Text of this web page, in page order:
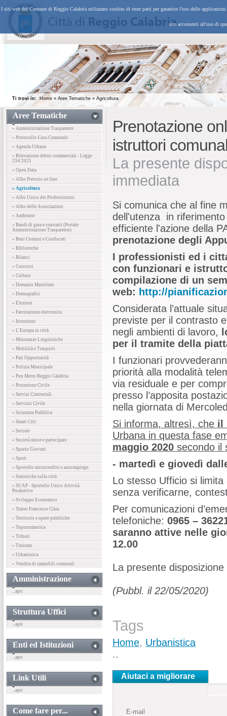
I siti web del Comune di Reggio Calabria utilizzano cookies di terze parti per garantire l'uso delle
sito acconsenti all'uso di
Ti trovi in:Home » Aree Tematiche » Agricoltura
Aree Tematiche
» Amministrazione Trasparente
» Protocollo-Casa Comunale
» Agenda Urbana
» Rilevazione debiti commerciali - Legge
234/2021
» Open Data
» Albo Pretorio on line
» Agricoltura
» Albo Unico dei Professionisti
» Albo delle Associazioni
» Ambiente
» Bandi di gara e contratti (Portale
Amministrazione Trasparente)
» Beni Comuni e Confiscati
» Biblioteche
» Bilanci
» Concorsi
» Cultura
» Demanio Marittimo
» Demografici
» Elezioni
» Fatturazione elettronica
» Istruzione
» L'Europa in città
» Minoranze Linguistiche
» Mobilità e Trasporti
» Pari Opportunità
» Polizia Municipale
» Pon Metro Reggio Calabria
» Protezione Civile
» Servizi Cimiteriali
» Servizio Civile
» Sicurezza Pubblica
» Smart City
» Sociale
» Società miste e partecipate
» Spazio Giovani
» Sport
» Sportello microcredito e autoimpiego
» Statistiche sulla città
» SUAP - Sportello Unico Attività
Produttive
» Sviluppo Economico
» Teatro Francesco Cilea
» Territorio e opere pubbliche
» Toponomastica
» Tributi
» Turismo
» Urbanistica
» Vendita di immobili comunali
Amministrazione
...apri
Struttura Uffici
...apri
Enti ed Istituzioni
...apri
Link Utili
...apri
Come fare per...
Prenotazione
istruttori
La presente
immediata
Si comunica che al fine
dell'utenza in
efficiente l'azione della
prenotazione degli
I professionisti ed i
con funzionari e
compilazione di un
web: http://
Considerata l’attuale
previste per il contrasto
negli ambienti di lavoro,
per il tramite della
I funzionari
priorità alla modalità
via residuale e per
presso l’apposita
nella giornata di
Si informa, altresì, che il
Urbana in questa fase
maggio 2020 secondo il
- martedì e giovedì
Lo stesso Ufficio si
senza verificarne,
Per comunicazioni
telefoniche: 0965 –
saranno attive nelle
12.00
La presente
(Pubbl. il 22/05/2020)
Tags
Home, Urbanistica
..
Aiutaci a migliorare
E-mail